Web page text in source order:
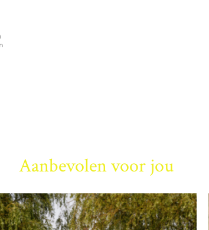
Aanbevolen voor jou